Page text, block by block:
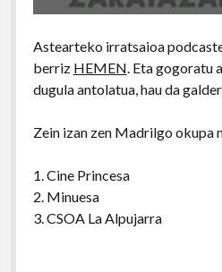
Astearteko irratsaioa
berriz HEMEN . Eta gogoratu
dugula antolatua, hau da
Zein izan zen Madrilgo
1. Cine Princesa
2. Minuesa
3. CSOA La Alpujarra